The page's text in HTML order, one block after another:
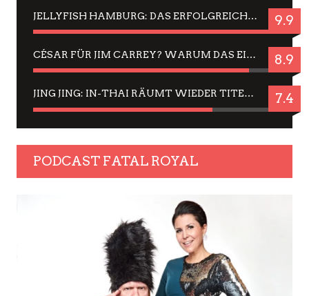
JELLYFISH HAMBURG: DAS ERFOLGREICHE SOMMER-MENÜ 2025 IN GEFÜHLEN UND BILDERN 9.9
CÉSAR FÜR JIM CARREY? WARUM DAS EINER DER NERVIGSTEN ACTORS IST UND BLEIBT 8.9
JING JING: IN-THAI RÄUMT WIEDER TITEL AB – EIN ZWEI-STUNDEN-ERLEBNISBERICHT 7.4
PODCAST FATAL ROYAL